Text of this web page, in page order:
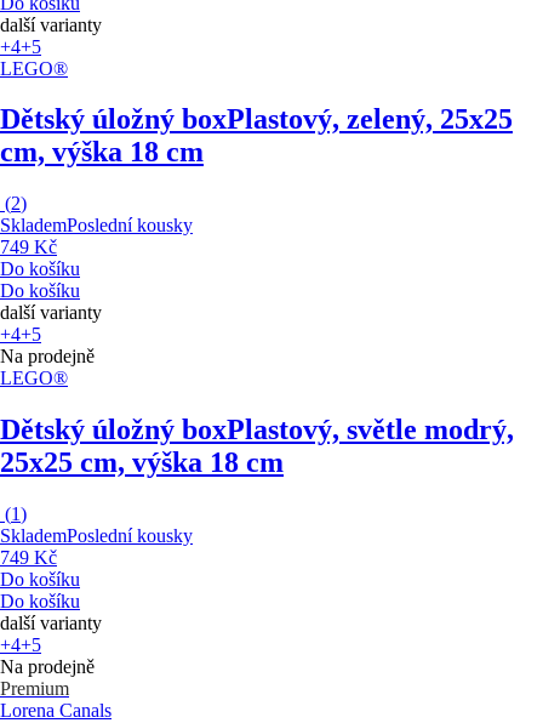
další varianty
+4+5
LEGO®
Dětský úložný boxPlastový, zelený, 25x25
cm, výška 18 cm
(2)
SklademPoslední kousky
749 Kč
Do košíku
Do košíku
další varianty
+4+5
Na prodejně
LEGO®
Dětský úložný boxPlastový, světle modrý,
25x25 cm, výška 18 cm
(1)
SklademPoslední kousky
749 Kč
Do košíku
Do košíku
další varianty
+4+5
Na prodejně
Premium
Lorena Canals